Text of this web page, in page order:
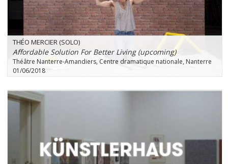
THÉO MERCIER (SOLO)
Affordable Solution For Better Living (upcoming)
Théâtre Nanterre-Amandiers, Centre dramatique nationale, Nanterre
01/06/2018